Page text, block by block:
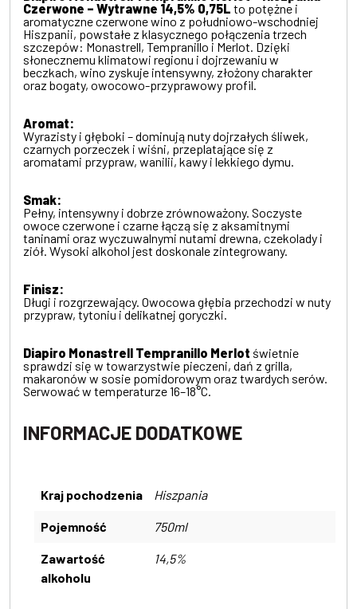
Czerwone – Wytrawne 14,5% 0,75L to potężne i
aromatyczne czerwone wino z południowo-wschodniej
Hiszpanii, powstałe z klasycznego połączenia trzech
szczepów: Monastrell, Tempranillo i Merlot. Dzięki
słonecznemu klimatowi regionu i dojrzewaniu w
beczkach, wino zyskuje intensywny, złożony charakter
oraz bogaty, owocowo-przyprawowy profil.
Aromat:
Wyrazisty i głęboki – dominują nuty dojrzałych śliwek,
czarnych porzeczek i wiśni, przeplatające się z
aromatami przypraw, wanilii, kawy i lekkiego dymu.
Smak:
Pełny, intensywny i dobrze zrównoważony. Soczyste
owoce czerwone i czarne łączą się z aksamitnymi
taninami oraz wyczuwalnymi nutami drewna, czekolady i
ziół. Wysoki alkohol jest doskonale zintegrowany.
Finisz:
Długi i rozgrzewający. Owocowa głębia przechodzi w nuty
przypraw, tytoniu i delikatnej goryczki.
Diapiro Monastrell Tempranillo Merlot świetnie
sprawdzi się w towarzystwie pieczeni, dań z grilla,
makaronów w sosie pomidorowym oraz twardych serów.
Serwować w temperaturze 16–18°C.
INFORMACJE DODATKOWE
Kraj pochodzenia Hiszpania
Pojemność 750ml
Zawartość
alkoholu
14,5%